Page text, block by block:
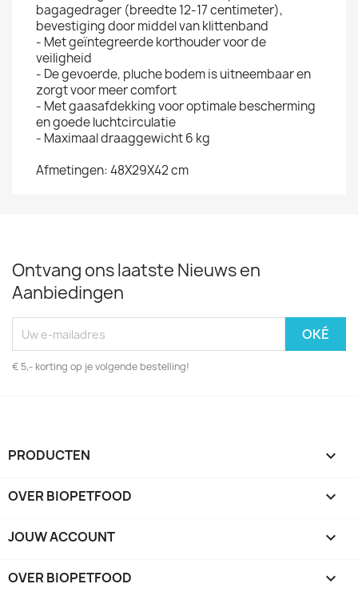
bagagedrager (breedte 12-17 centimeter),
bevestiging door middel van klittenband
- Met geïntegreerde korthouder voor de
veiligheid
- De gevoerde, pluche bodem is uitneembaar en
zorgt voor meer comfort
- Met gaasafdekking voor optimale bescherming
en goede luchtcirculatie
- Maximaal draaggewicht 6 kg
Afmetingen: 48X29X42 cm
Ontvang ons laatste Nieuws en
Aanbiedingen
€ 5,- korting op je volgende bestelling!
PRODUCTEN 
OVER BIOPETFOOD 
JOUW ACCOUNT 
OVER BIOPETFOOD keyboard_arrow_down